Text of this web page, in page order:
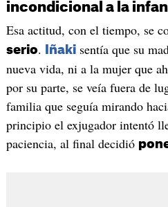
incondicional a la
Esa actitud, con el tiempo, se
serio. Iñakisentía que su
nueva vida, ni a la mujer que
por su parte, se veía fuera de
familia que seguía mirando
principio el exjugador intentó
paciencia, al final decidió